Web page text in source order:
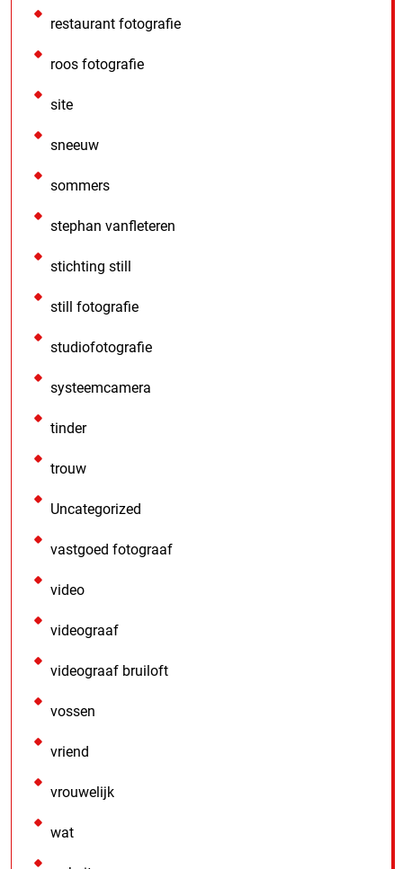
restaurant fotografie
roos fotografie
site
sneeuw
sommers
stephan vanfleteren
stichting still
still fotografie
studiofotografie
systeemcamera
tinder
trouw
Uncategorized
vastgoed fotograaf
video
videograaf
videograaf bruiloft
vossen
vriend
vrouwelijk
wat